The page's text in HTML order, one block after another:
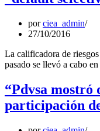
porciea_admin
27/10/2016
La calificadora de
pasado se llevó a cabo
“Pdvsa mostró
participación